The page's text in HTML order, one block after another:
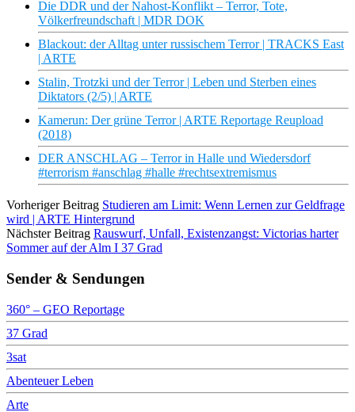
Die DDR und der Nahost-Konflikt – Terror, Tote,
Völkerfreundschaft | MDR DOK
Blackout: der Alltag unter russischem Terror | TRACKS East
| ARTE
Stalin, Trotzki und der Terror | Leben und Sterben eines
Diktators (2/5) | ARTE
Kamerun: Der grüne Terror | ARTE Reportage Reupload
(2018)
DER ANSCHLAG – Terror in Halle und Wiedersdorf
#terrorism #anschlag #halle #rechtsextremismus
Vorheriger Beitrag Studieren am Limit: Wenn Lernen zur Geldfrage
wird | ARTE Hintergrund
Nächster Beitrag Rauswurf, Unfall, Existenzangst: Victorias harter
Sommer auf der Alm I 37 Grad
Sender & Sendungen
360° – GEO Reportage
37 Grad
3sat
Abenteuer Leben
Arte